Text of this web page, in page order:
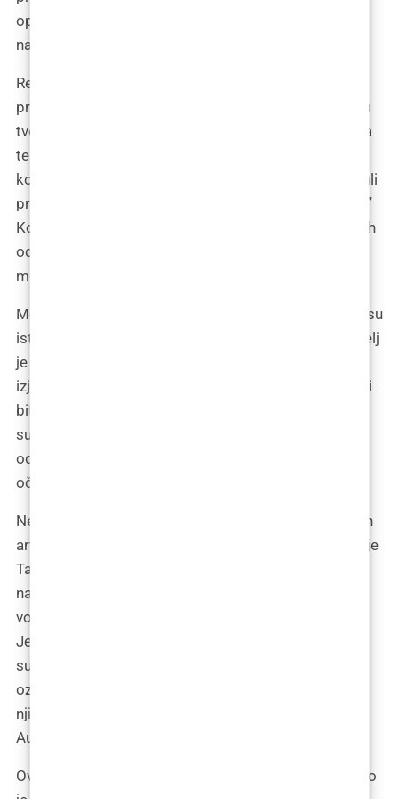
opisom: “Ko kaže da ne možete resetirati svoj izgled
na zadane postavke?”
Reakcije nisu mogle biti bolje. “Sada kad imamo
prirodnu Tamaru, hoćemo li dobiti i unplugged verziju
tvojih vlogova?” upitao je jedan pratitelj, igrajući se na
temu glazbenih unplugged izvedbi. Drugi pratitelj
komentirao je: “Hej, zar nije ovo lice koje smo upoznali
prije nego što je postalo slavno? Dobrodošla natrag!”
Komentari su bili prepuni šala i igre riječi, svaki od njih
odraz zajedničkog duha i podrške koji Tamara cijeni
među svojim pratiteljima.
Među komentarima, našle su se i dublje poruke koje su
istaknule važnost Tamarinog postupka. Jedan pratitelj
je napisao: “Ovo nije samo promjena izgleda, ovo je
izjava. Pokazuješ svima da je u redu željeti promjenu i
biti svoj.” Ove riječi su Tamari bile posebno važne, jer
su odražavale njezinu unutarnju borbu i konačnu
odluku da se usudi biti autentična, unatoč
očekivanjima društva.
Neke od najzabavnijih reakcija dolazile su u obliku fan
arta, gdje su njezini pratitelji kreirali zabavne ilustracije
Tamarinog “prije” i “poslije” izgleda, svaka s
naglašenom razlikom između njezinih prošlih
voluminoznih usana i novog, suptilnijeg osmijeha.
Jedna takva ilustracija prikazivala je Tamaru kao
superheroja, s plaštom koji leprša iza nje, a usne
označene kao njezino “superoružje” sada prikazane u
njihovoj novoj, prirodnijoj formi. “Supermoć?
Autentičnost,” pisalo je ispod.
Ova val podrške i humora na društvenim mrežama bio